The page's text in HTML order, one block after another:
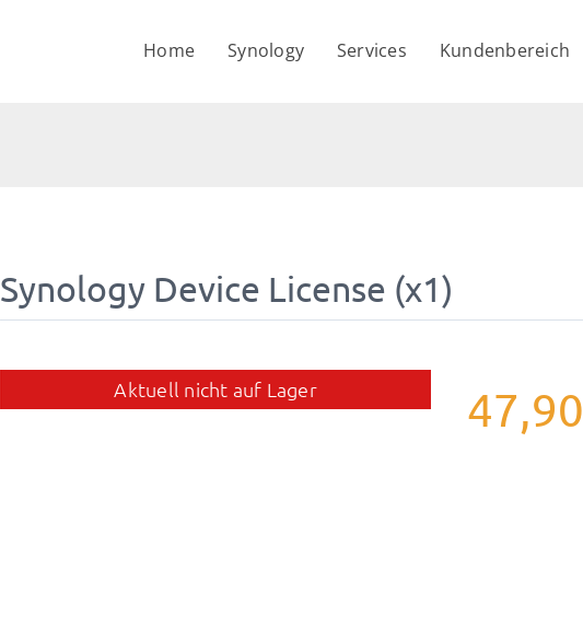
Home Synology Services Kundenbereich
Synology Device License (x1)
Aktuell nicht auf Lager 47,90